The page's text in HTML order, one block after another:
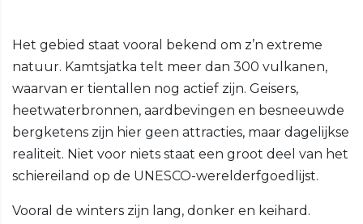
Het gebied staat vooral bekend om z’n extreme
natuur. Kamtsjatka telt meer dan 300 vulkanen,
waarvan er tientallen nog actief zijn. Geisers,
heetwaterbronnen, aardbevingen en besneeuwde
bergketens zijn hier geen attracties, maar dagelijkse
realiteit. Niet voor niets staat een groot deel van het
schiereiland op de UNESCO-werelderfgoedlijst.
Vooral de winters zijn lang, donker en keihard.